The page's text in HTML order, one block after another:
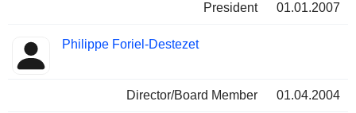
President
01.01.2007
Philippe Foriel-Destezet
Director/Board Member 01.04.2004